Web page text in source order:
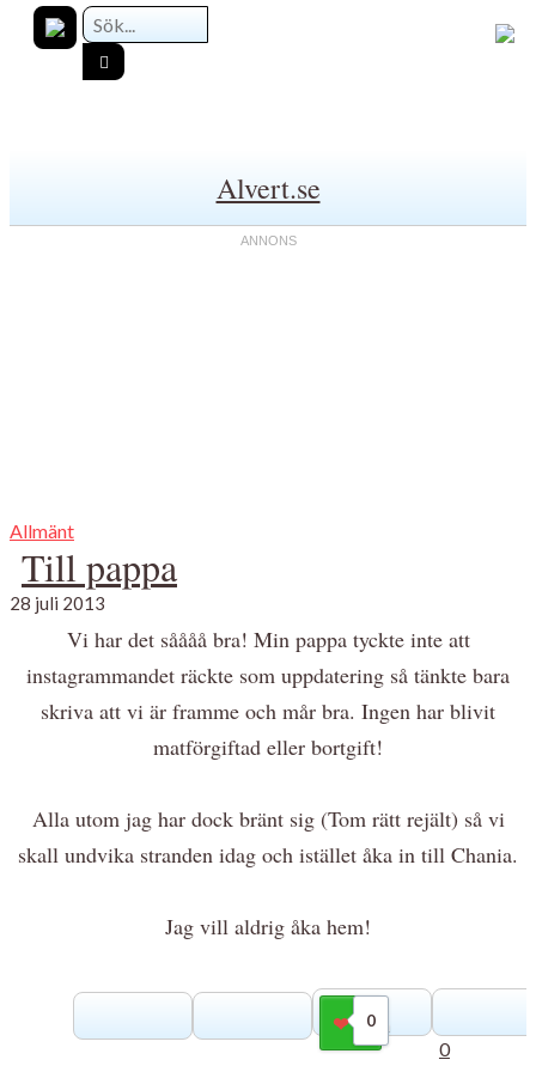
Alvert.se
Allmänt
Till pappa
28 juli 2013
Vi har det såååå bra! Min pappa tyckte inte att
instagrammandet räckte som uppdatering så tänkte bara
skriva att vi är framme och mår bra. Ingen har blivit
matförgiftad eller bortgift!
Alla utom jag har dock bränt sig (Tom rätt rejält) så vi
skall undvika stranden idag och istället åka in till Chania.
Jag vill aldrig åka hem!
0
Gilla
0